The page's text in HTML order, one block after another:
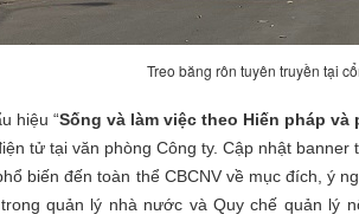
Treo băng rôn tuyên truyền tại
hiệu “Sống và làm việc theo Hiến pháp và
tử tại văn phòng Công ty. Cập nhật
biến đến toàn thể CBCNV về mục đích, ý
quản lý nhà nước và Quy chế quản lý